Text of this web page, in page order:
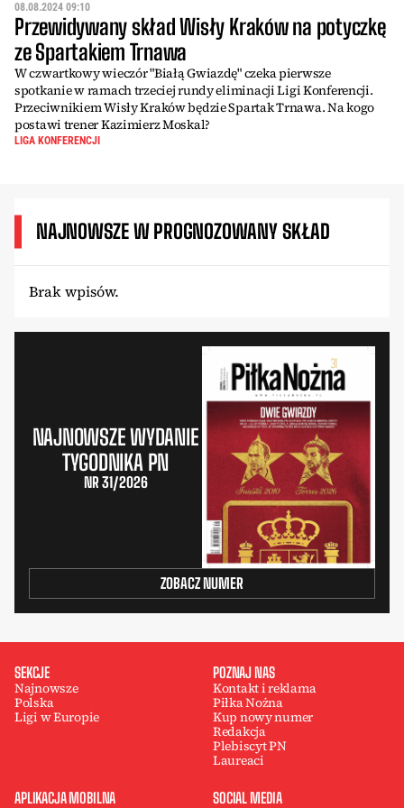
08.08.2024 09:10
Przewidywany skład Wisły Kraków na potyczkę
ze Spartakiem Trnawa
W czwartkowy wieczór "Białą Gwiazdę" czeka pierwsze
spotkanie w ramach trzeciej rundy eliminacji Ligi Konferencji.
Przeciwnikiem Wisły Kraków będzie Spartak Trnawa. Na kogo
postawi trener Kazimierz Moskal?
LIGA KONFERENCJI
NAJNOWSZE W PROGNOZOWANY SKŁAD
Brak wpisów.
NAJNOWSZE WYDANIE
TYGODNIKA PN
NR 31/2026
ZOBACZ NUMER
SEKCJE
Najnowsze
Polska
Ligi w Europie
POZNAJ NAS
Kontakt i reklama
Piłka Nożna
Kup nowy numer
Redakcja
Plebiscyt PN
Laureaci
APLIKACJA MOBILNA SOCIAL MEDIA